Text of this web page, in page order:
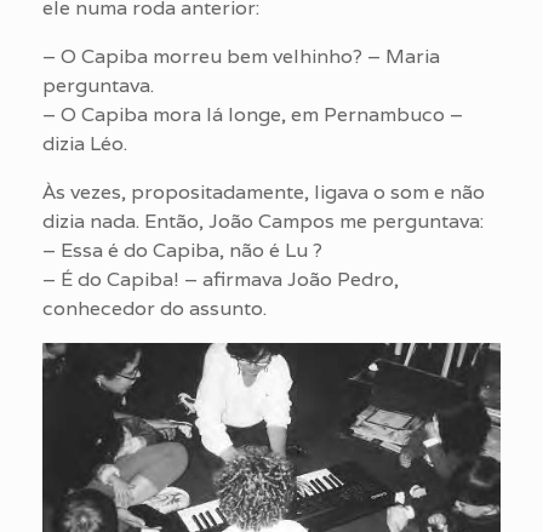
ele numa roda anterior:
– O Capiba morreu bem velhinho? – Maria
perguntava.
– O Capiba mora lá longe, em Pernambuco –
dizia Léo.
Às vezes, propositadamente, ligava o som e não
dizia nada. Então, João Campos me perguntava:
– Essa é do Capiba, não é Lu ?
– É do Capiba! – afirmava João Pedro,
conhecedor do assunto.